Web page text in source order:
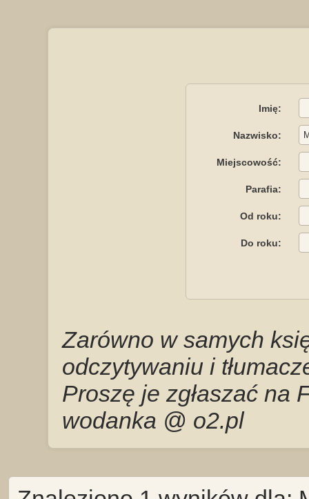
Imię:
Nazwisko:
Miejscowość:
Parafia:
Od roku:
Do roku:
Zarówno w samych
odczytywaniu i
Proszę je zgłaszać na
wodanka @ o2.pl